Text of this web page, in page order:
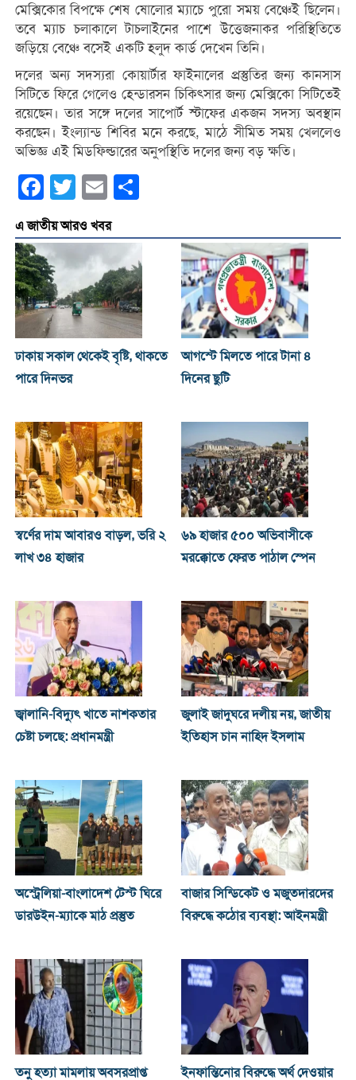
মেক্সিকোর বিপক্ষে শেষ ষোলোর ম্যাচে পুরো সময় বেঞ্চেই ছিলেন।
তবে ম্যাচ চলাকালে টাচলাইনের পাশে উত্তেজনাকর পরিস্থিতিতে
জড়িয়ে বেঞ্চে বসেই একটি হলুদ কার্ড দেখেন তিনি।
দলের অন্য সদস্যরা কোয়ার্টার ফাইনালের প্রস্তুতির জন্য কানসাস
সিটিতে ফিরে গেলেও হেন্ডারসন চিকিৎসার জন্য মেক্সিকো সিটিতেই
রয়েছেন। তার সঙ্গে দলের সাপোর্ট স্টাফের একজন সদস্য অবস্থান
করছেন। ইংল্যান্ড শিবির মনে করছে, মাঠে সীমিত সময় খেললেও
অভিজ্ঞ এই মিডফিল্ডারের অনুপস্থিতি দলের জন্য বড় ক্ষতি।
Facebook
Twitter Email
এ জাতীয় আরও খবর
ঢাকায় সকাল থেকেই বৃষ্টি, থাকতে
পারে দিনভর
আগস্টে মিলতে পারে টানা ৪
দিনের ছুটি
স্বর্ণের দাম আবারও বাড়ল, ভরি ২
লাখ ৩৪ হাজার
৬৯ হাজার ৫০০ অভিবাসীকে
মরক্কোতে ফেরত পাঠাল স্পেন
জ্বালানি-বিদ্যুৎ খাতে নাশকতার
চেষ্টা চলছে: প্রধানমন্ত্রী
জুলাই জাদুঘরে দলীয় নয়, জাতীয়
ইতিহাস চান নাহিদ ইসলাম
অস্ট্রেলিয়া-বাংলাদেশ টেস্ট ঘিরে
ডারউইন-ম্যাকে মাঠ প্রস্তুত
বাজার সিন্ডিকেট ও মজুতদারদের
বিরুদ্ধে কঠোর ব্যবস্থা: আইনমন্ত্রী
তনু হত্যা মামলায় অবসরপ্রাপ্ত
ইনফান্তিনোর বিরুদ্ধে অর্থ দেওয়ার